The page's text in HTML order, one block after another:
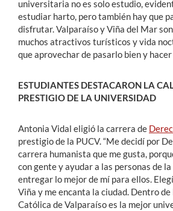
universitaria no es solo estudio,
estudiar harto, pero también hay que
disfrutar. Valparaíso y Viña del Mar
muchos atractivos turísticos y vida
que aprovechar de pasarlo bien y hacer
ESTUDIANTES DESTACARON LA
PRESTIGIO DE LA UNIVERSIDAD
Antonia Vidal eligió la carrera de
prestigio de la PUCV. “Me decidí por
carrera humanista que me gusta,
con gente y ayudar a las personas de
entregar lo mejor de mí para ellos.
Viña y me encanta la ciudad. Dentro de
Católica de Valparaíso es la mejor